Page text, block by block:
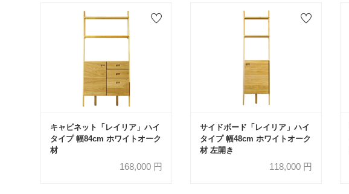
キャビネット「レイリア」ハイ
タイプ 幅84cm ホワイトオーク
材
168,000円
サイドボード「レイリア」ハイ
タイプ 幅48cm ホワイトオーク
材 左開き
118,000円